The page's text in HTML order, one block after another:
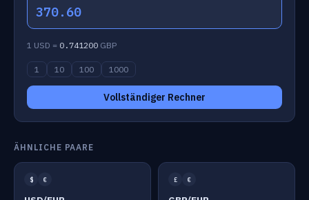
370.60
1 USD = 0.741200 GBP
1 10 100 1000
Vollständiger Rechner
ÄHNLICHE PAARE
$ € £ €